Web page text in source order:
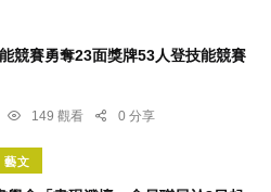
競賽勇奪23面獎牌53人登技能競賽
149 觀看 0 分享
藝文